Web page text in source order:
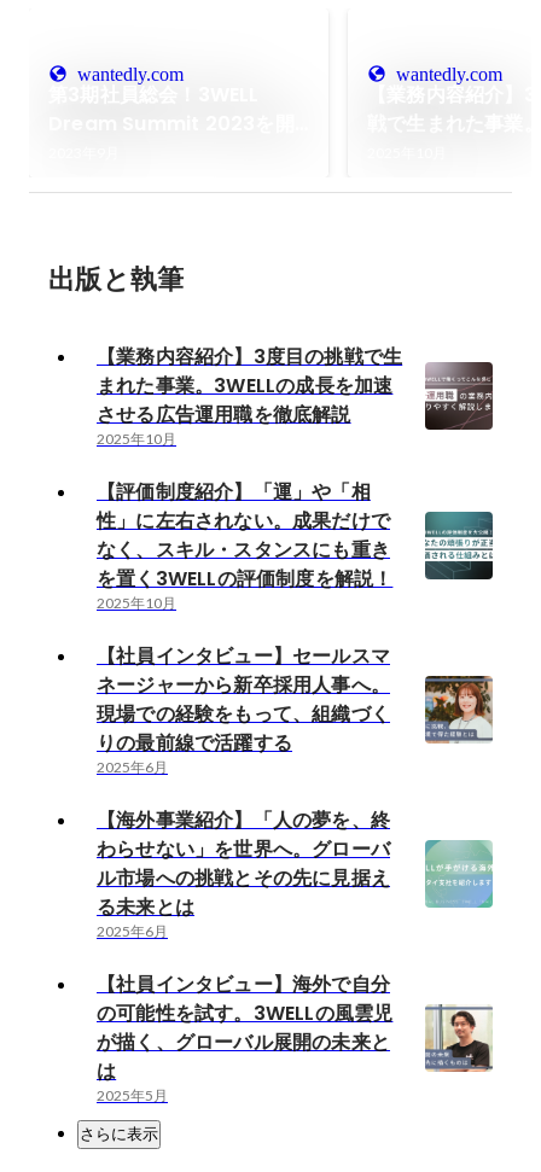
wantedly.com wantedly.com
出版と執筆
【業務内容紹介】3度目の挑戦で生
まれた事業。3WELLの成長を加速
させる広告運用職を徹底解説
2025年10月
【評価制度紹介】「運」や「相
性」に左右されない。成果だけで
なく、スキル・スタンスにも重き
を置く3WELLの評価制度を解説！
2025年10月
【社員インタビュー】セールスマ
ネージャーから新卒採用人事へ。
現場での経験をもって、組織づく
りの最前線で活躍する
2025年6月
【海外事業紹介】「人の夢を、終
わらせない」を世界へ。グローバ
ル市場への挑戦とその先に見据え
る未来とは
2025年6月
【社員インタビュー】海外で自分
の可能性を試す。3WELLの風雲児
が描く、グローバル展開の未来と
は
2025年5月
さらに表示